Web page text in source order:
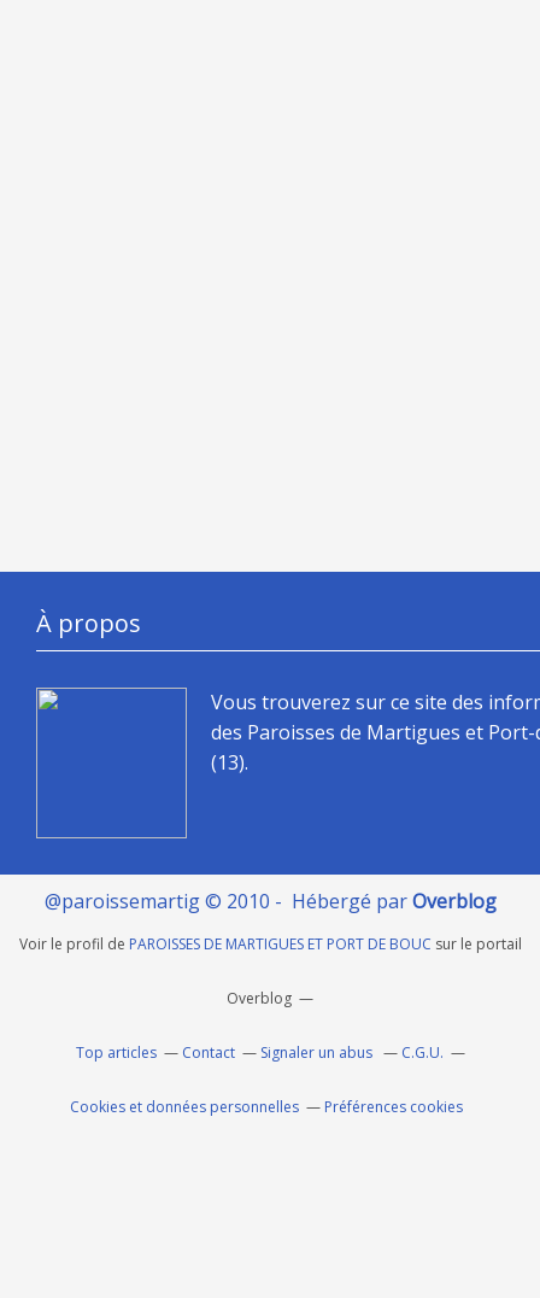
À propos
Vous trouverez sur ce site des
des Paroisses de Martigues et
(13).
@paroissemartig © 2010 - Hébergé parOverblog
Voir le profil de PAROISSES DE MARTIGUES ET PORT DE BOUC sur le portail
Overblog
Top articles Contact Signaler un abus C.G.U.
Cookies et données personnelles Préférences cookies